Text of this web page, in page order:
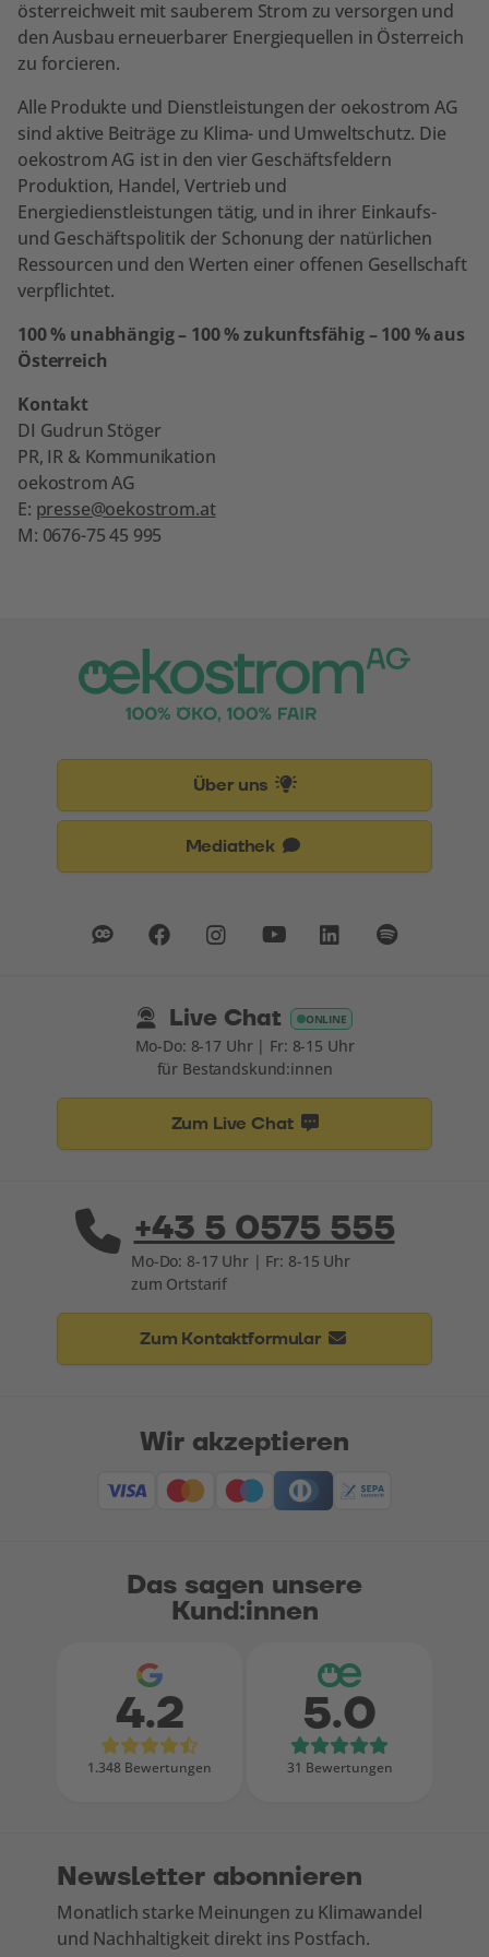
österreichweit mit sauberem Strom zu versorgen und
den Ausbau erneuerbarer Energiequellen in Österreich
zu forcieren.
Alle Produkte und Dienstleistungen der oekostrom AG
sind aktive Beiträge zu Klima- und Umweltschutz. Die
oekostrom AG ist in den vier Geschäftsfeldern
Produktion, Handel, Vertrieb und
Energiedienstleistungen tätig, und in ihrer Einkaufs-
und Geschäftspolitik der Schonung der natürlichen
Ressourcen und den Werten einer offenen Gesellschaft
verpflichtet.
100 % unabhängig – 100 % zukunftsfähig – 100 % aus
Österreich
Kontakt
DI Gudrun Stöger
PR, IR & Kommunikation
oekostrom AG
E: presse@oekostrom.at
M: 0676-75 45 995
Über uns
Mediathek
Live Chat ONLINE
Mo-Do: 8-17 Uhr | Fr: 8-15 Uhr
für Bestandskund:innen
Zum Live Chat
+43 5 0575 555
Mo-Do: 8-17 Uhr | Fr: 8-15 Uhr
zum Ortstarif
Zum Kontaktformular
Das sagen unsere
Kund:innen
Bewertungen bei Google
4.2
1.348 Bewertungen
5.0
31 Bewertungen
Newsletter abonnieren
Monatlich starke Meinungen zu Klimawandel
und Nachhaltigkeit direkt ins Postfach.
Wir akzeptieren